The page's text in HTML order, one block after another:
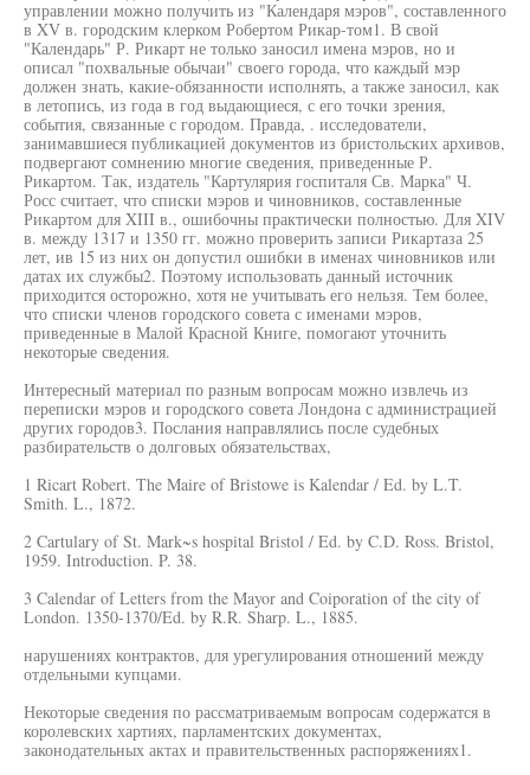
управлении можно получить из "Календаря мэров", составленного
в XV в. городским клерком Робертом Рикар-том1. В свой
"Календарь" Р. Рикарт не только заносил имена мэров, но и
описал "похвальные обычаи" своего города, что каждый мэр
должен знать, какие-обязанности исполнять, а также заносил, как
в летопись, из года в год выдающиеся, с его точки зрения,
события, связанные с городом. Правда, . исследователи,
занимавшиеся публикацией документов из бристольских архивов,
подвергают сомнению многие сведения, приведенные Р.
Рикартом. Так, издатель "Картулярия госпиталя Св. Марка" Ч.
Росс считает, что списки мэров и чиновников, составленные
Рикартом для XIII в., ошибочны практически полностью. Для XIV
в. между 1317 и 1350 гг. можно проверить записи Рикартаза 25
лет, ив 15 из них он допустил ошибки в именах чиновников или
датах их службы2. Поэтому использовать данный источник
приходится осторожно, хотя не учитывать его нельзя. Тем более,
что списки членов городского совета с именами мэров,
приведенные в Малой Красной Книге, помогают уточнить
некоторые сведения.
Интересный материал по разным вопросам можно извлечь из
переписки мэров и городского совета Лондона с администрацией
других городов3. Послания направлялись после судебных
разбирательств о долговых обязательствах,
1 Ricart Robert. The Maire of Bristowe is Kalendar / Ed. by L.T.
Smith. L., 1872.
2 Cartulary of St. Mark~s hospital Bristol / Ed. by C.D. Ross. Bristol,
1959. Introduction. P. 38.
3 Calendar of Letters from the Mayor and Coiporation of the city of
London. 1350-1370/Ed. by R.R. Sharp. L., 1885.
нарушениях контрактов, для урегулирования отношений между
отдельными купцами.
Некоторые сведения по рассматриваемым вопросам содержатся в
королевских хартиях, парламентских документах,
законодательных актах и правительственных распоряжениях1.